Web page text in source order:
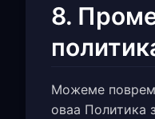
8.
Можеме
оваа Политика